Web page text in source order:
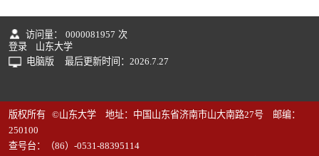
访问量： 0000081957 次
登录
山东大学
电脑版
最后更新时间： 2026.7.27
版权所有 ©山东大学 地址：中国山东省济南市山大南路27号 邮编：
250100
查号台：（86）-0531-88395114